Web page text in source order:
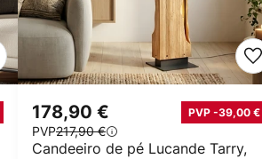
Candeeiro de pé Lucande Tarry,
178,90 € PVP -39,00 €
PVP217,90 €